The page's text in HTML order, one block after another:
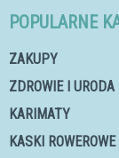
POPULARNE
ZAKUPY
ZDROWIE I URODA
KARIMATY
KASKI ROWEROWE